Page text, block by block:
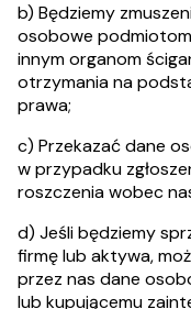
b) Będziemy
osobowe
innym organom
otrzymania na
prawa;
c) Przekazać dane
w przypadku
roszczenia wobec
d) Jeśli będziemy
firmę lub aktywa,
przez nas dane
lub kupującemu